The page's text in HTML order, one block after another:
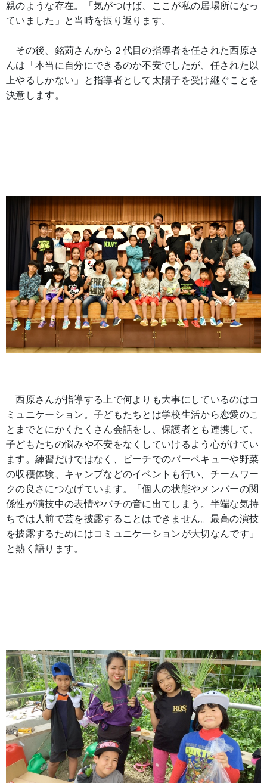
親のような存在。「気がつけば、ここが私の居場所になっ
ていました」と当時を振り返ります。
その後、銘苅さんから２代目の指導者を任された西原さ
んは「本当に自分にできるのか不安でしたが、任された以
上やるしかない」と指導者として太陽子を受け継ぐことを
決意します。
西原さんが指導する上で何よりも大事にしているのはコ
ミュニケーション。子どもたちとは学校生活から恋愛のこ
とまでとにかくたくさん会話をし、保護者とも連携して、
子どもたちの悩みや不安をなくしていけるよう心がけてい
ます。練習だけではなく、ビーチでのバーベキューや野菜
の収穫体験、キャンプなどのイベントも行い、チームワー
クの良さにつなげています。「個人の状態やメンバーの関
係性が演技中の表情やバチの音に出てしまう。半端な気持
ちでは人前で芸を披露することはできません。最高の演技
を披露するためにはコミュニケーションが大切なんです」
と熱く語ります。